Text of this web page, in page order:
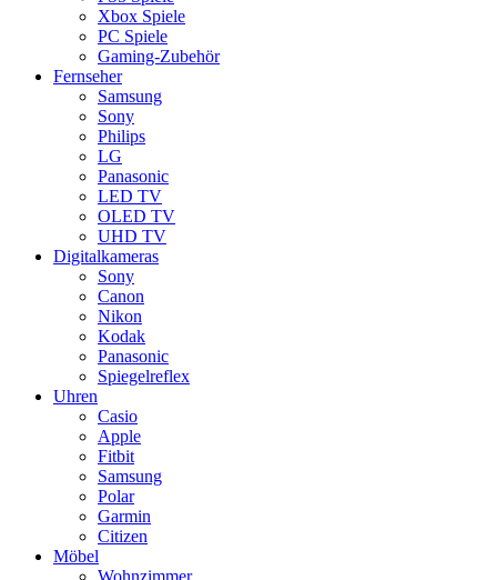
Xbox Spiele
PC Spiele
Gaming-Zubehör
Fernseher
Samsung
Sony
Philips
LG
Panasonic
LED TV
OLED TV
UHD TV
Digitalkameras
Sony
Canon
Nikon
Kodak
Panasonic
Spiegelreflex
Uhren
Casio
Apple
Fitbit
Samsung
Polar
Garmin
Citizen
Möbel
Wohnzimmer